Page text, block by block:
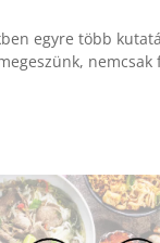
egyre több
nemcsak